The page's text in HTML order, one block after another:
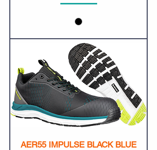
AER55 IMPULSE BLACK BLUE